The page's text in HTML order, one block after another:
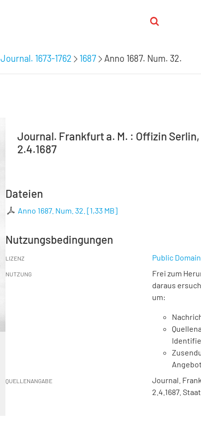
Journal. 1673-1762 1687 Anno 1687. Num. 32.
Journal. Frankfurt a. M. : Offizin Serlin,
2.4.1687
Dateien
Anno 1687. Num. 32. [1,33 MB]
Nutzungsbedingungen
LIZENZ Public Domain
NUTZUNG
Frei zum
daraus
um:
QUELLENANGABE
Journal.
2.4.1687.